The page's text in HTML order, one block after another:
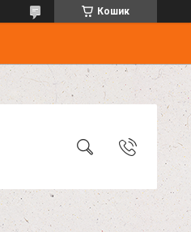
Кошик